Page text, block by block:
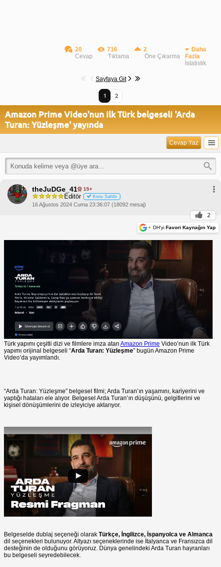
20
Cevap
716
Tıklama
2
Öne Çıkarma
Daha
Fazla
İstatistik
Sayfaya Git
1 2
Amazon Prime Video'nun ilk Türk belgeseli 'Arda
Turan: Yüzleşme' yayında
Cevap Yaz
theJuDGe_41 15+
Editör Konu Sahibi
16 Ağustos 2024 Cuma 23:36:07 (18092 mesaj)
2
+ DH'yi Favori Kaynağın Yap
Türk yapımı çeşitli dizi ve filmlere imza atan Amazon Prime Video’nun ilk Türk
yapımı orijinal belgeseli “Arda Turan: Yüzleşme” bugün Amazon Prime
Video’da yayımlandı.
“Arda Turan: Yüzleşme” belgesel filmi; Arda Turan’ın yaşamını, kariyerini ve
yaptığı hataları ele alıyor. Belgesel Arda Turan’ın düşüşünü, gelgitlerini ve
kişisel dönüşümlerini de izleyiciye aktarıyor.
Belgeselde dublaj seçeneği olarak Türkçe, İngilizce, İspanyolca ve Almanca
dil seçenekleri bulunuyor. Altyazı seçeneklerinde ise İtalyanca ve Fransızca dil
desteğinin de olduğunu görüyoruz. Dünya genelindeki Arda Turan hayranları
bu belgeseli seyredebilecek.